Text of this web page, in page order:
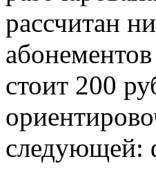
рассчитан
стоит 200
следующей: